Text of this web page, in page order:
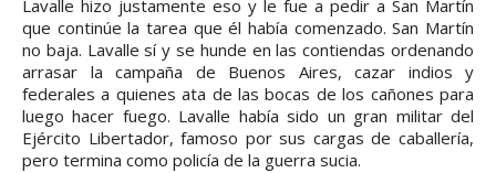
Lavalle hizo justamente eso y le fue a pedir a San Martín
que continúe la tarea que él había comenzado. San Martín
no baja. Lavalle sí y se hunde en las contiendas ordenando
arrasar la campaña de Buenos Aires, cazar indios y
federales a quienes ata de las bocas de los cañones para
luego hacer fuego. Lavalle había sido un gran militar del
Ejército Libertador, famoso por sus cargas de caballería,
pero termina como policía de la guerra sucia.